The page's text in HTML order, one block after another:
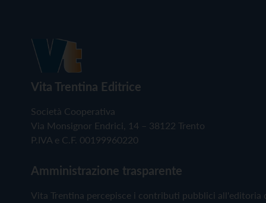
Vita Trentina Editrice
Società Cooperativa
Via Monsignor Endrici, 14 – 38122 Trento
P.IVA e C.F. 00199960220
Amministrazione trasparente
Vita Trentina percepisce i contributi pubblici all'editoria